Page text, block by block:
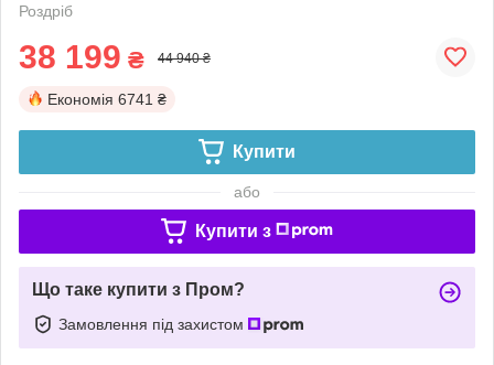
Роздріб
38 199 ₴ 44 940 ₴
Економія 6741 ₴
Купити
або
Купити з
Що таке купити з Пром?
Замовлення під захистом